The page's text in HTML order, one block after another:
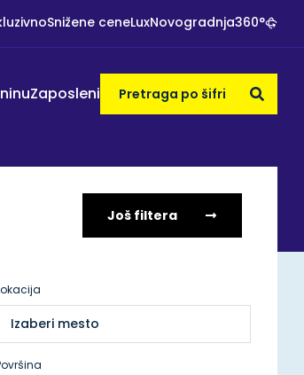
Snižene ceneLuxNovogradnja360°
Zaposleni
Još filtera
Izaberi mesto